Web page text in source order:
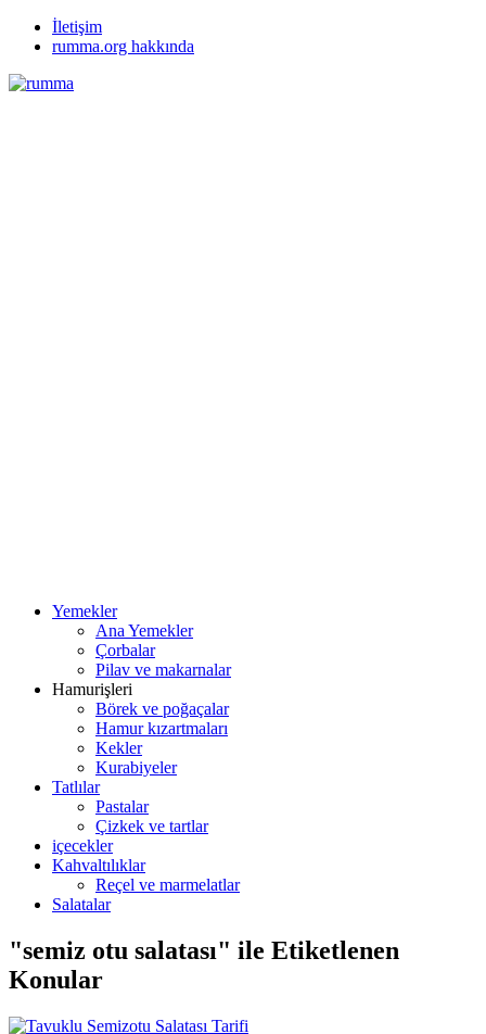
İletişim
rumma.org hakkında
Yemekler
Ana Yemekler
Çorbalar
Pilav ve makarnalar
Hamurişleri
Börek ve poğaçalar
Hamur kızartmaları
Kekler
Kurabiyeler
Tatlılar
Pastalar
Çizkek ve tartlar
içecekler
Kahvaltılıklar
Reçel ve marmelatlar
Salatalar
"semiz otu salatası" ile Etiketlenen
Konular